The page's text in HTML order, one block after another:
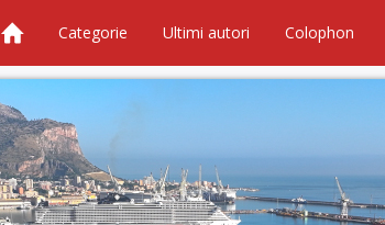
Categorie Ultimi autori Colophon